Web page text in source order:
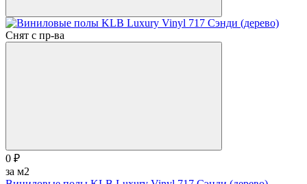
Снят с пр-ва
0 ₽
за м2